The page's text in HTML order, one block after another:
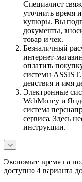
Специалист
уточнить время
купюры. Вы
документы,
товар и чек.
Безналичный
интернет-
оплатить
системы
действия и имя
Электронные
WebMoney и
система
сервиса. Здесь
инструкции.
Экономьте время на
доступно 4 варианта